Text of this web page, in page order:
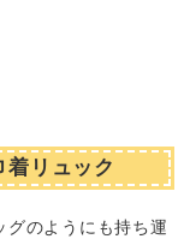
着リュック
グのようにも持ち運